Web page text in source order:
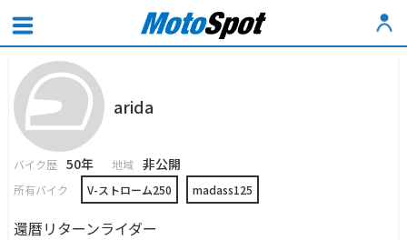
arida
バイク歴 50年 地域 非公開
所有バイク V-ストローム250 madass125
還暦リターンライダー